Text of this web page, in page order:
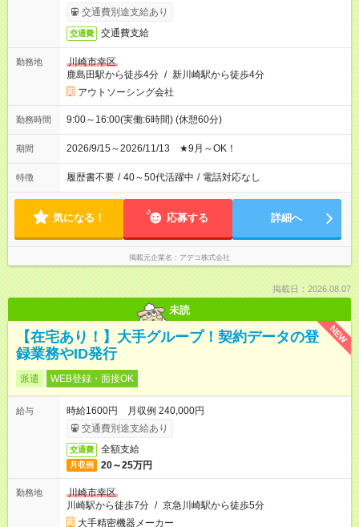
交通費別途支給あり
交通費 交通費支給
勤務地
川崎市幸区
鹿島田駅から徒歩4分 / 新川崎駅から徒歩4分
アウトソーシング会社
勤務時間 9:00～16:00(実働:6時間) (休憩60分)
期間 2026/9/15～2026/11/13 ★9月～OK！
特徴 履歴書不要 / 40～50代活躍中 / 電話対応なし
気になる！ 応募する 詳細へ
掲載元企業名 アデコ株式会社
掲載日：2026.08.07
未読
NEW
【在宅あり！】大手グループ！契約データの登
録業務やID発行
派遣 WEB登録・面接OK
給与
時給1600円 月収例 240,000円
交通費別途支給あり
交通費 全額支給
月収例 20～25万円
勤務地
川崎市幸区
川崎駅から徒歩7分 / 京急川崎駅から徒歩5分
大手精密機器メーカー